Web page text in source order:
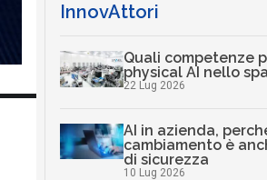
InnovAttori
Quali competenze
physical AI nello
22 Lug 2026
AI in azienda,
cambiamento è
di sicurezza
10 Lug 2026